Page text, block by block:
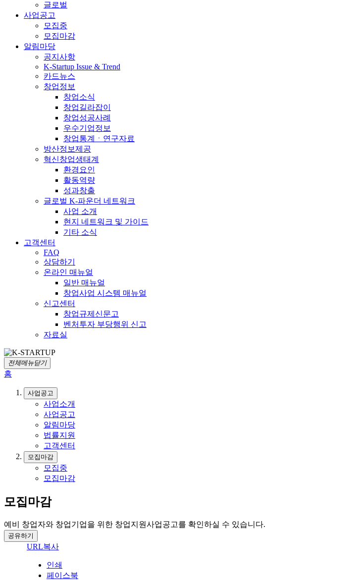
글로벌
사업공고
모집중
모집마감
알림마당
공지사항
K-Startup Issue & Trend
카드뉴스
창업정보
창업소식
창업길라잡이
창업성공사례
우수기업정보
창업통계ㆍ연구자료
방산정보제공
혁신창업생태계
환경요인
활동역량
성과창출
글로벌 K-파운더 네트워크
사업 소개
현지 네트워크 및 가이드
기타 소식
고객센터
FAQ
상담하기
온라인 매뉴얼
일반 매뉴얼
창업사업 시스템 매뉴얼
신고센터
창업규제신문고
벤처투자 부당행위 신고
자료실
전체메뉴닫기
홈
사업공고
사업소개
사업공고
알림마당
법률지원
고객센터
모집마감
모집중
모집마감
모집마감
예비 창업자와 창업기업을 위한 창업지원사업공고를 확인하실 수 있습니다.
공유하기
URL복사
인쇄
페이스북